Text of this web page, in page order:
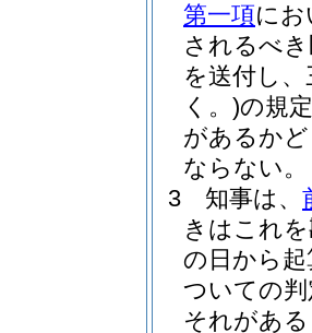
第一項にお
されるべ
を送付し
く。)の規
があるか
ならない。
3
知事は、
きはこれ
の日から
ついての
それがあ